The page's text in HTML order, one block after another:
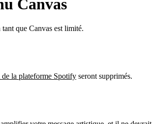
Canvas
que Canvas est limité.
de la plateforme Spotify seront supprimés.